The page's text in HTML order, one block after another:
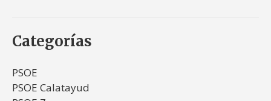
Categorías
PSOE
PSOE Calatayud